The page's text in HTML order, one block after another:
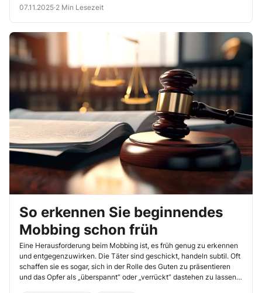
07.11.2025·2 Min Lesezeit
So erkennen Sie beginnendes
Mobbing schon früh
Eine Herausforderung beim Mobbing ist, es früh genug zu erkennen
und entgegenzuwirken. Die Täter sind geschickt, handeln subtil. Oft
schaffen sie es sogar, sich in der Rolle des Guten zu präsentieren
und das Opfer als „überspannt“ oder „verrückt“ dastehen zu lassen.